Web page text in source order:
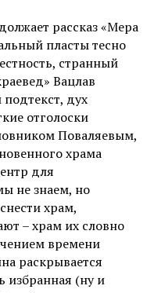
рассказ «Мера
пласты тесно
странный
Вацлав
дух
отголоски
Поваляевым,
храма
для
не знаем, но
храм,
– храм их словно
времени
раскрывается
избранная (ну и